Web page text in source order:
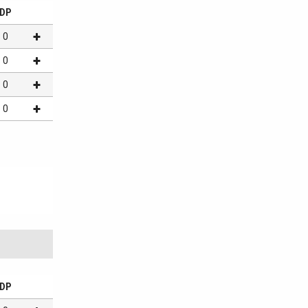
DP
0
0
0
0
DP